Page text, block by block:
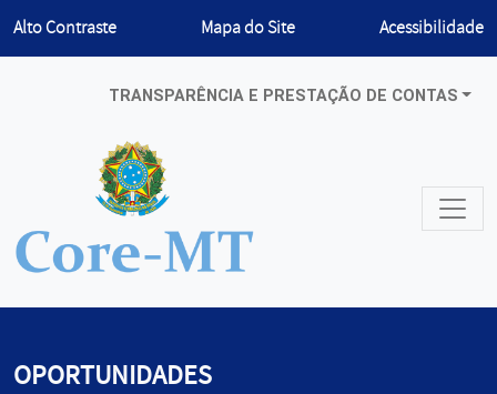
Habilitar
Alto Contraste Mapa do Site Acessibilidade
TRANSPARÊNCIA E PRESTAÇÃO DE CONTAS
OPORTUNIDADES